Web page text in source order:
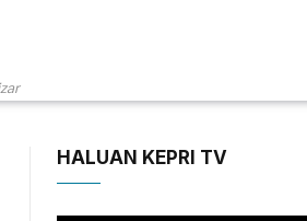
HALUAN KEPRI TV